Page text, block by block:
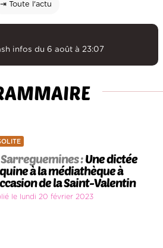
⇥ Toute l'actu
infos du 6 août à 23:07
Sarreguemines :Une dictée
à la médiathèque à
de la Saint-Valentin
le lundi 20 février 2023